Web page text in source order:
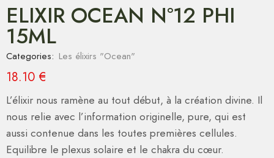
ELIXIR OCEAN N°12 PHI
15ML
Categories: Les élixirs "Ocean"
18.10 €
L’élixir nous ramène au tout début, à la création divine. Il
nous relie avec l’information originelle, pure, qui est
aussi contenue dans les toutes premières cellules.
Equilibre le plexus solaire et le chakra du cœur.